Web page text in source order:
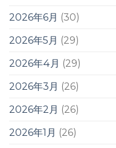
2026年6月 (30)
2026年5月 (29)
2026年4月 (29)
2026年3月 (26)
2026年2月 (26)
2026年1月 (26)